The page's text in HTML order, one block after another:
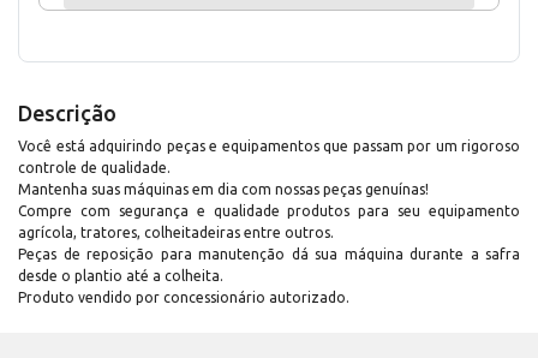
Descrição
Você está adquirindo peças e equipamentos que passam por um rigoroso
controle de qualidade.
Mantenha suas máquinas em dia com nossas peças genuínas!
Compre com segurança e qualidade produtos para seu equipamento
agrícola, tratores, colheitadeiras entre outros.
Peças de reposição para manutenção dá sua máquina durante a safra
desde o plantio até a colheita.
Produto vendido por concessionário autorizado.